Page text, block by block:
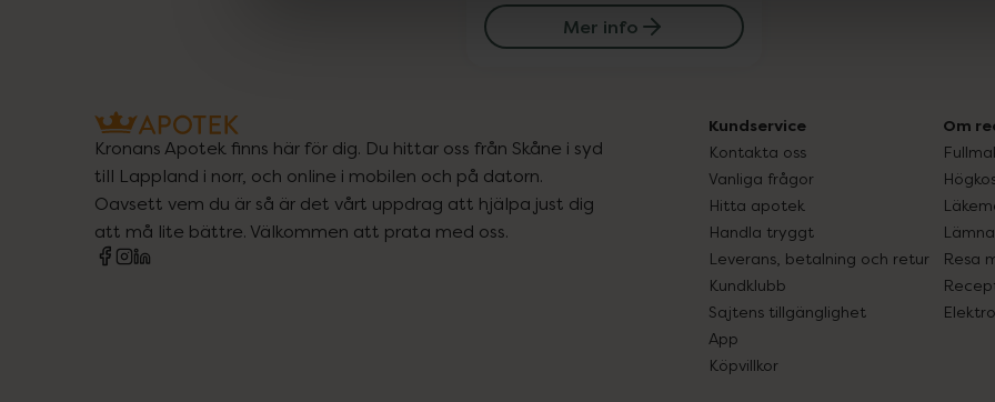
Mer info
Kronans Apotek finns här för dig. Du hittar oss från Skåne i syd
till Lappland i norr, och online i mobilen och på datorn.
Oavsett vem du är så är det vårt uppdrag att hjälpa just dig
att må lite bättre. Välkommen att prata med oss.
Kundservice
Kontakta oss
Vanliga frågor
Hitta apotek
Handla tryggt
Leverans, betalning och retur
Kundklubb
Sajtens tillgänglighet
App
Köpvillkor
Om
Resa